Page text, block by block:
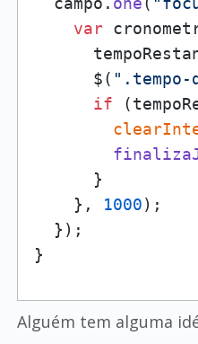
var
      $(
if
      }
    },
1000);
  });
}
Alguém tem alguma